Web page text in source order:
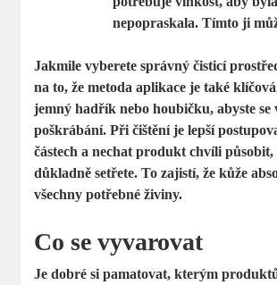
nepopraskala. Tímto ji
Jakmile vyberete správný čisticí
na to, že metoda aplikace je také
jemný hadřík nebo houbičku, abyste
poškrábání. Při čištění je lepší
částech a nechat produkt chvíli působit,
důkladně setřete. To zajistí, že kůže
všechny potřebné živiny.
Co se vyvarovat
Je dobré si pamatovat, kterým